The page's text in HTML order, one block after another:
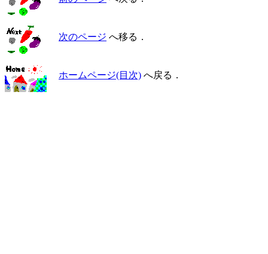
次のページ へ移る．
ホームページ(目次) へ戻る．